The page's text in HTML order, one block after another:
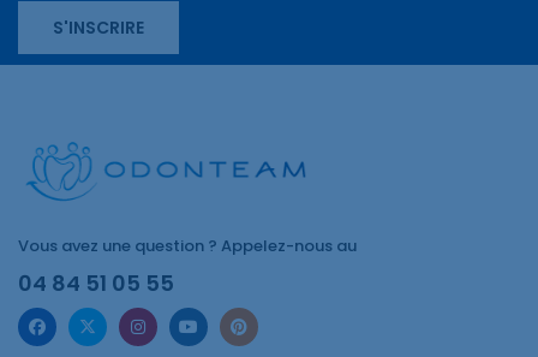
S'INSCRIRE
Vous avez une question ? Appelez-nous au
04 84 51 05 55